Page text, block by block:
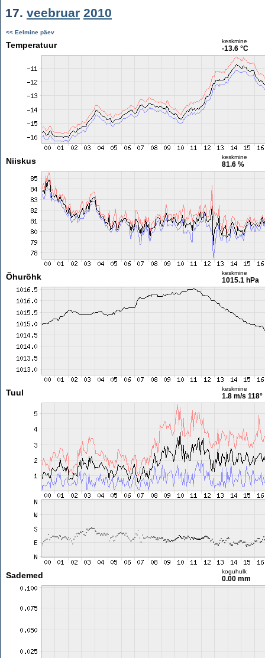
17. veebruar 2010
<< Eelmine päev
Temperatuur keskmine
-13.6 °C
Niiskus keskmine
81.6 %
Õhurõhk keskmine
1015.1 hPa
Tuul keskmine
1.8 m/s 118°
Sademed koguhulk
0.00 mm